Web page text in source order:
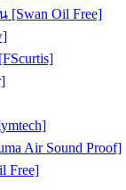
Oil Free]
Air Sound Proof]
Free]